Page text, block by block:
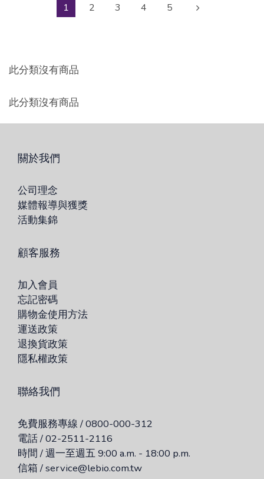
1 2 3 4 5
此分類沒有商品
此分類沒有商品
關於我們
公司理念
媒體報導與獲獎
活動集錦
顧客服務
加入會員
忘記密碼
購物金使用方法
運送政策
退換貨政策
隱私權政策
聯絡我們
免費服務專線 / 0800-000-312
電話 / 02-2511-2116
時間 / 週一至週五 9:00 a.m. - 18:00 p.m.
信箱 / service@lebio.com.tw